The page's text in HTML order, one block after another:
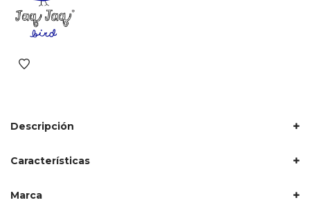
Descripción
Características
Marca